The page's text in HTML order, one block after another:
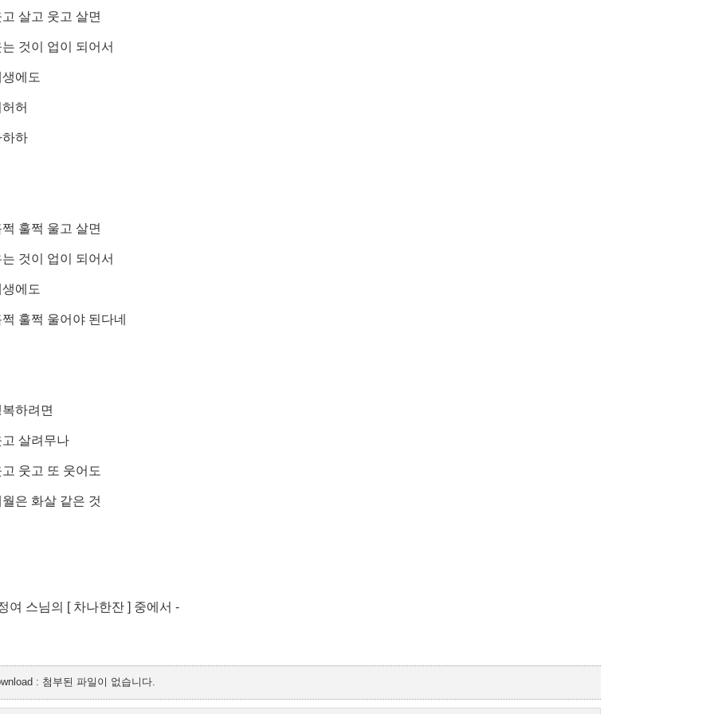
고 살고 웃고 살면
는 것이 업이 되어서
생에도
허
하하
쩍 훌쩍 울고 살면
는 것이 업이 되어서
생에도
쩍 훌쩍 울어야 된다네
복하려면
고 살려무나
고 웃고 또 웃어도
은 화살 같은 것
여 스님의 [ 차나한잔 ] 중에서 -
: 첨부된 파일이 없습니다.